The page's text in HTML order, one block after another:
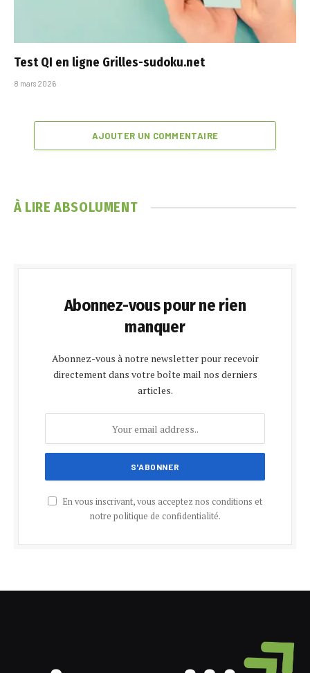
Test QI en ligne Grilles-sudoku.net​
8 mars 2026
AJOUTER UN COMMENTAIRE
À LIRE ABSOLUMENT
Abonnez-vous pour ne rien
manquer
Abonnez-vous à notre newsletter pour recevoir
directement dans votre boîte mail nos derniers
articles.
En vous inscrivant, vous acceptez nos conditions et
notre politique de confidentialité.